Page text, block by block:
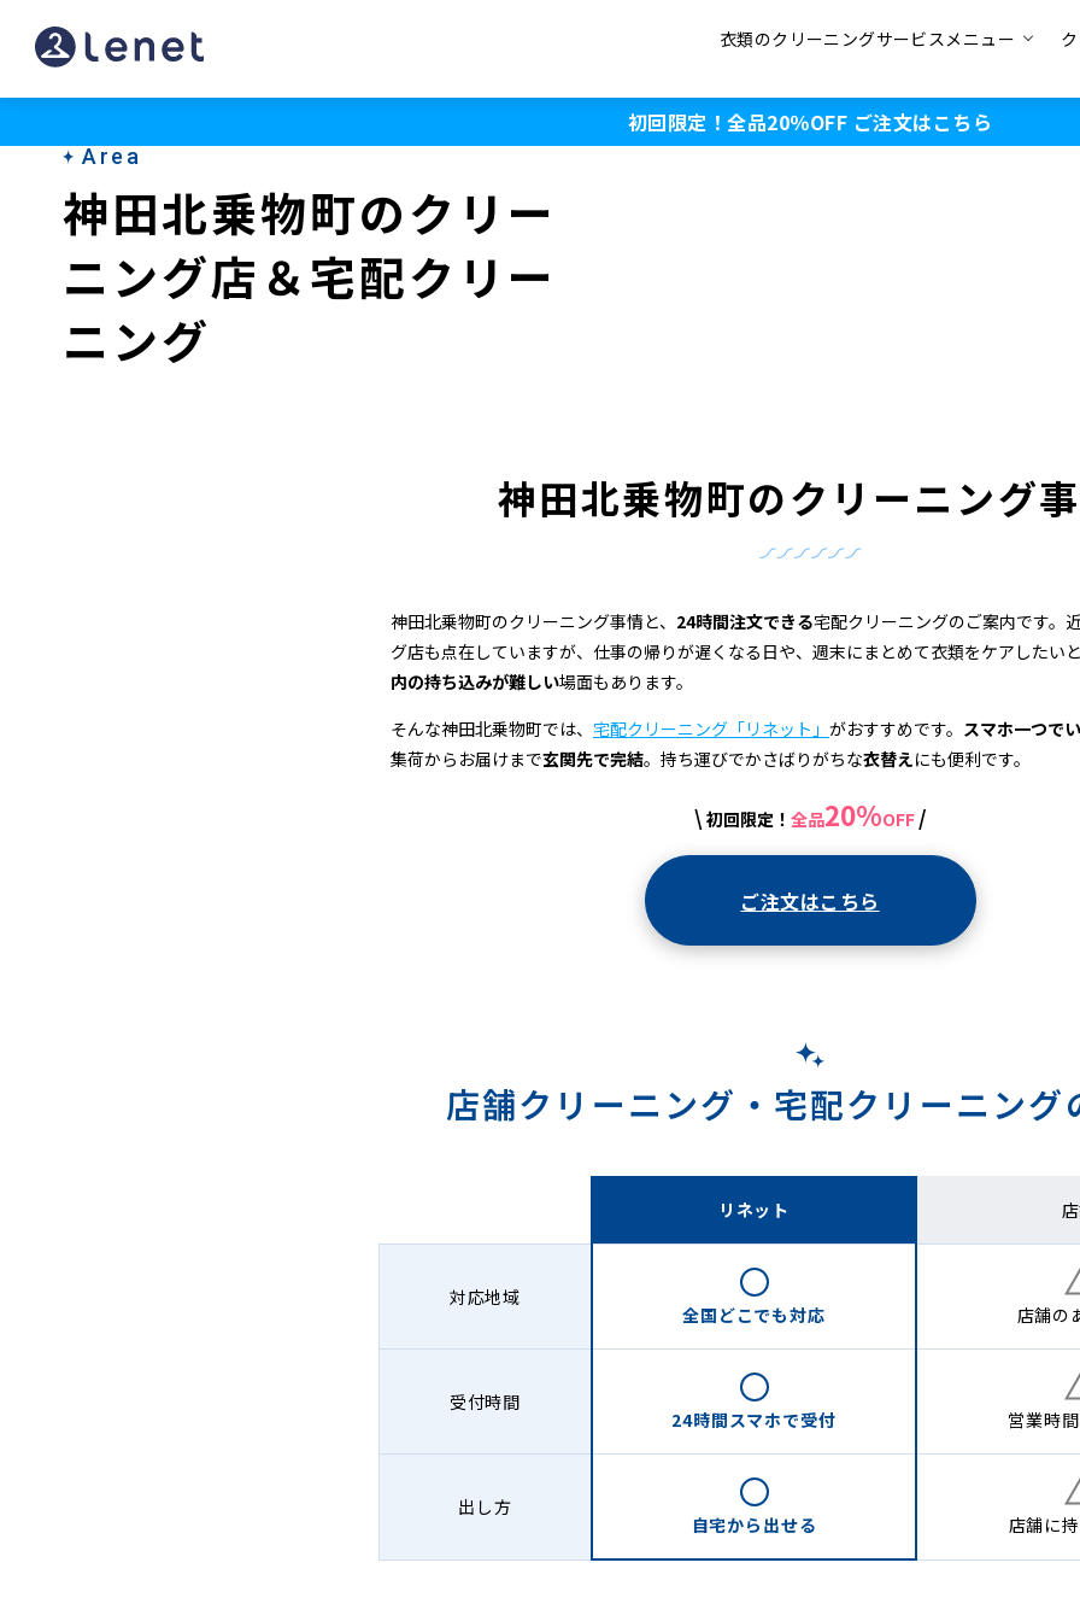
神
田
衣類のクリーニングサービスメニュー
初回限定！全品20％OFF ご注文はこちら
Area
神田北乗物町のクリー
ニング店＆宅配クリー
ニング
神田北乗物町のクリーニング
神田北乗物町のクリーニング事情と、 24時間注文できる宅配クリーニングのご案内です。
グ店も点在していますが、仕事の帰りが遅くなる日や、週末にまとめて衣類をケアしたい
内の持ち込みが難しい場面もあります。
そんな神田北乗物町では、 宅配クリーニング「リネット」 がおすすめです。 スマホ一つで
集荷からお届けまで玄関先で完結。持ち運びでかさばりがちな衣替えにも便利です。
\ 初回限定！ 全品20%OFF /
ご注文はこちら
店舗クリーニング・ 宅配クリーニング
リネット
対応地域
全国どこでも対応 店舗の
受付時間
24時間スマホで受付 営業時
出し方
自宅から 出せる 店舗に